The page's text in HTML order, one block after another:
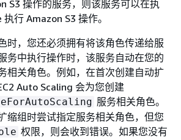
S3 操作的服务，则该服务可以在执
行 Amazon S3 操作。
时，您还必须拥有将该角色传递给服
务中执行操作时，该服务自动在您的
相关角色。例如，在首次创建自动扩
Auto Scaling 会为您创建
服务相关角色。
缩组时尝试指定服务相关角色，但您
权限，则会收到错误。如果您没有